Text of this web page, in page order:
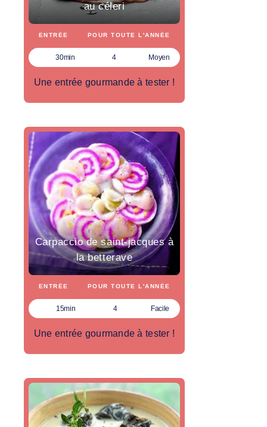
au céleri
ENTRÉE POUR TOUTE L'ANNÉE
30min 4 Moyen
Une entrée gourmande à tester !
Carpaccio de saint-jacques à
la betterave
ENTRÉE POUR TOUTE L'ANNÉE
15min 4 Facile
Une entrée gourmande à tester !